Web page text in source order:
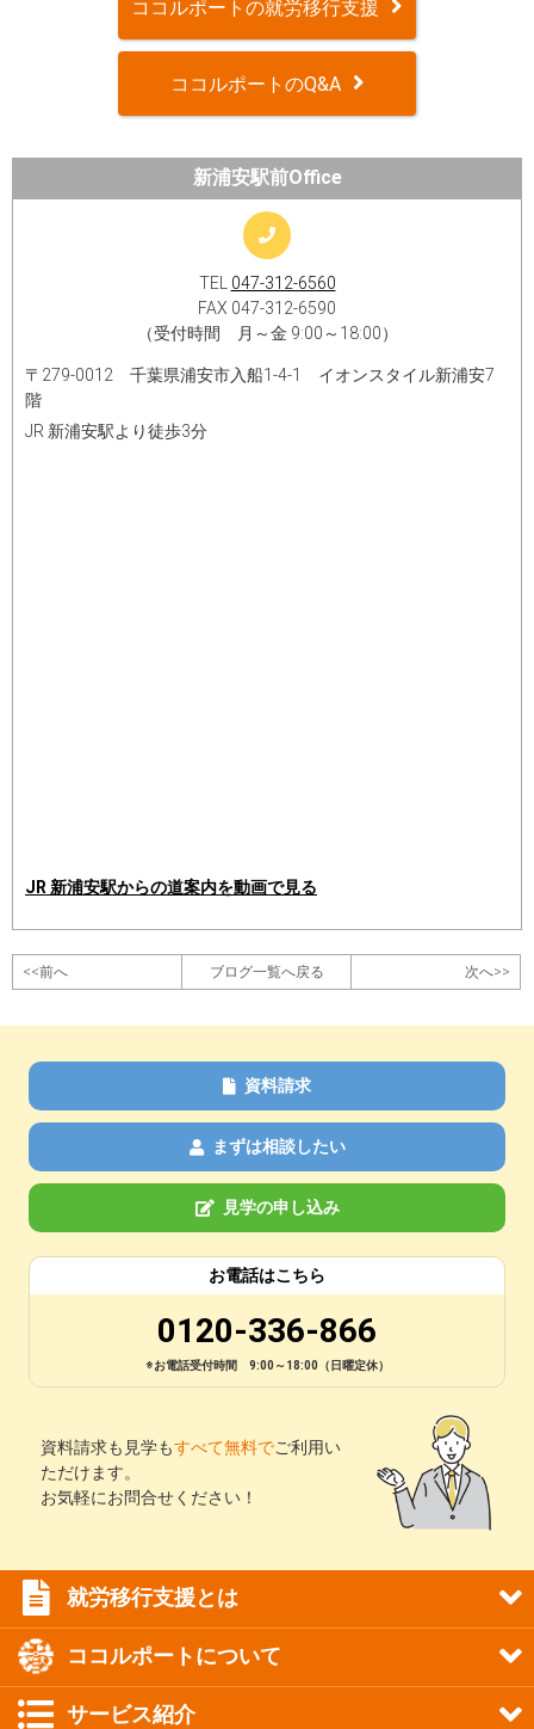
ココルポートの就労移行支援
ココルポートのQ&A
新浦安駅前Office
TEL 047-312-6560
FAX 047-312-6590
（受付時間 月～金 9:00～18:00）
〒279-0012 千葉県浦安市入船1-4-1 イオンスタイル新浦安7
階​
JR 新浦安駅より徒歩3分
JR 新浦安駅からの道案内を動画で見る
<<前へ ブログ一覧へ戻る 次へ>>
資料請求
まずは相談したい
見学の申し込み
お電話はこちら
0120-336-866
※お電話受付時間 9:00～18:00（日曜定休）
資料請求も見学もすべて無料でご利用い
ただけます。
お気軽にお問合せください！
就労移行支援とは
ココルポートについて
サービス紹介